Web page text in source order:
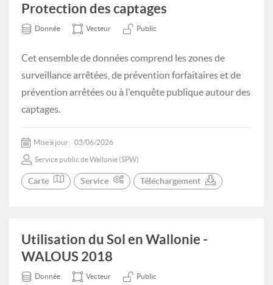
Protection des captages
Donnée Vecteur Public
Cet ensemble de données comprend les zones de
surveillance arrêtées, de prévention forfaitaires et de
prévention arrêtées ou à l'enquête publique autour des
captages.
Mise à jour: 03/06/2026
Service public de Wallonie (SPW)
Carte Service Téléchargement
Utilisation du Sol en Wallonie -
WALOUS 2018
Donnée Vecteur Public